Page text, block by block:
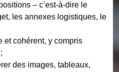
– c’est-à-dire le
les annexes logistiques, le
et cohérent, y compris
des images, tableaux,